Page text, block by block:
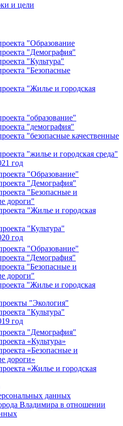
и цели
"Образование
"Демография"
"Культура"
"Безопасные
"Жилье и городская
"образование"
"демография"
"безопасные качественные
"жилье и городская среда"
год
"Образование"
"Демография"
"Безопасные и
дороги"
"Жилье и городская
"Культура"
год
"Образование"
"Демография"
"Безопасные и
дороги"
"Жилье и городская
"Экология"
"Культура"
год
"Демография"
«Культура»
«Безопасные и
дороги»
«Жилье и городская
данных
Владимира в отношении